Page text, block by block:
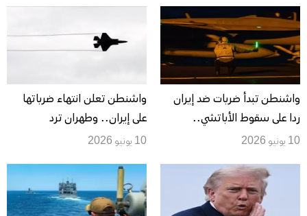
واشنطن تبدأ ضربات ضد إيران
ردا على سقوط الأباتشي..
وطهران تتوعد برد “حاسم”
10 يونيو 2026
واشنطن تعلن انتهاء ضرباتها
على إيران.. وطهران ترد
باستهداف قواعد أمريكية
10 يونيو 2026